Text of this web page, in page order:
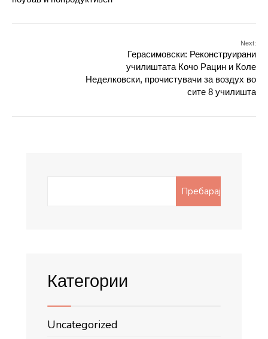
Next:
Герасимовски: Реконструирани
училиштата Кочо Рацин и Коле
Неделковски, прочистувачи за воздух во
сите 8 училишта
Пребарај
Категории
Uncategorized